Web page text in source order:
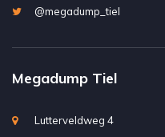
@megadump_tiel
Megadump Tiel
Lutterveldweg 4